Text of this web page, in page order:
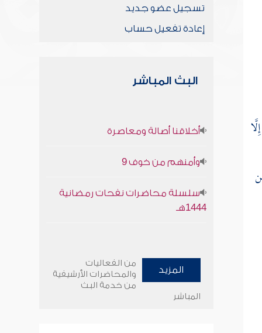
تسجيل عضو جديد
إعادة تفعيل حساب
البث المباشر
أخلاقنا أصالة ومعاصرة
وأمنهم من خوف 9
سلسلة محاضرات نفحات رمضانية
1444هـ
المزيد
من الفعاليات
والمحاضرات الأرشيفية
من خدمة البث
المباشر